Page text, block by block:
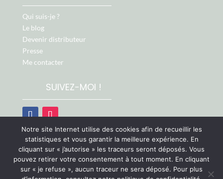
Qui suis-je ?
Le blog
Devenir distributeur
Presse
Me contacter
SUIVEZ-MOI !
Retrouvez-moi aussi sur :
Notre site Internet utilise des cookies afin de recueillir les
statistiques et vous garantir la meilleure expérience. En
cliquant sur « j’autorise » les traceurs seront déposés. Vous
pouvez retirer votre consentement à tout moment. En cliquant
sur « je refuse », aucun traceur ne sera déposé. Pour plus